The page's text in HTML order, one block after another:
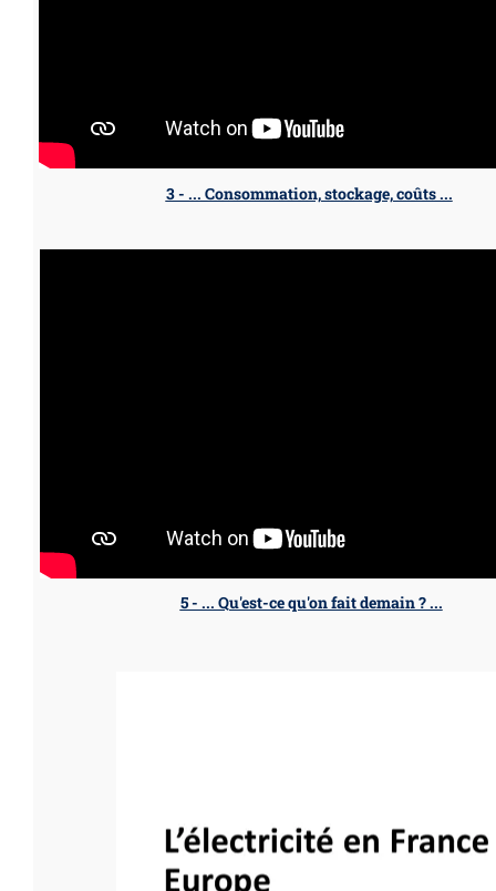
3 - ... Consommation, stockage, coûts ...
5 - ... Qu'est-ce qu'on fait demain ? ...